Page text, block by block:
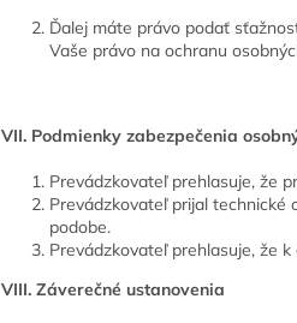
Ďalej máte právo podať
Vaše právo na ochranu
VII. Podmienky zabezpečenia
Prevádzkovateľ prehlasuje, že
Prevádzkovateľ prijal technické
podobe.
Prevádzkovateľ prehlasuje, že
VIII. Záverečné ustanovenia